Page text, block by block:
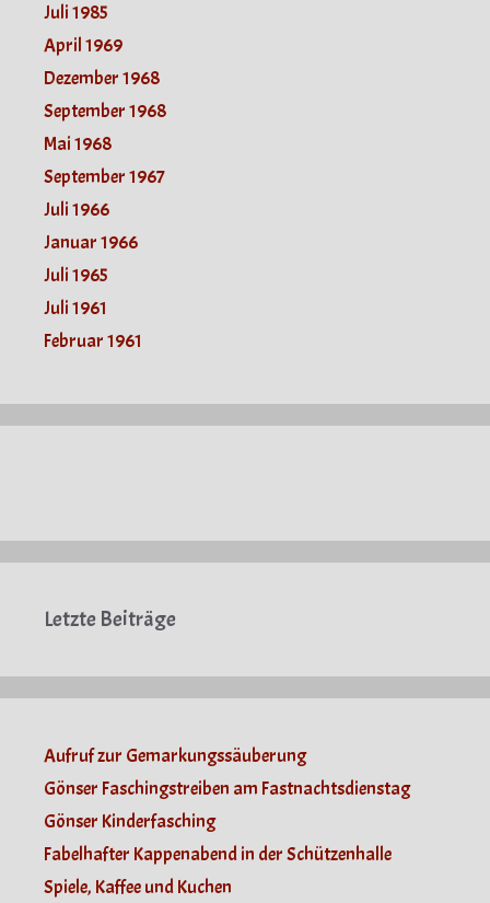
Juli 1985
April 1969
Dezember 1968
September 1968
Mai 1968
September 1967
Juli 1966
Januar 1966
Juli 1965
Juli 1961
Februar 1961
Letzte Beiträge
Aufruf zur Gemarkungssäuberung
Gönser Faschingstreiben am Fastnachtsdienstag
Gönser Kinderfasching
Fabelhafter Kappenabend in der Schützenhalle
Spiele, Kaffee und Kuchen